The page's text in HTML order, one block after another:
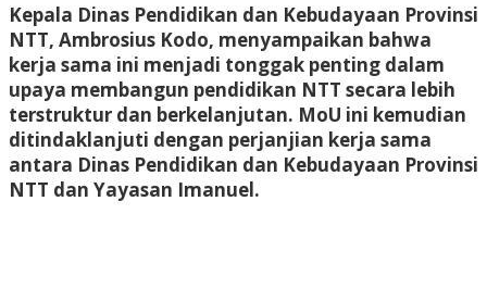
Kepala Dinas Pendidikan dan Kebudayaan Provinsi
NTT, Ambrosius Kodo, menyampaikan bahwa
kerja sama ini menjadi tonggak penting dalam
upaya membangun pendidikan NTT secara lebih
terstruktur dan berkelanjutan. MoU ini kemudian
ditindaklanjuti dengan perjanjian kerja sama
antara Dinas Pendidikan dan Kebudayaan Provinsi
NTT dan Yayasan Imanuel.